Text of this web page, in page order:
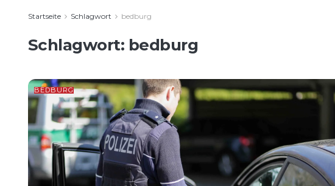
Startseite Schlagwort bedburg
Schlagwort: bedburg
BEDBURG